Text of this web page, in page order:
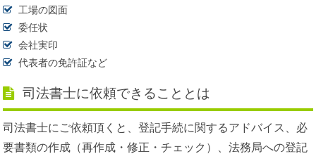
工場の図面
委任状
会社実印
代表者の免許証など
司法書士に依頼できることとは
司法書士にご依頼頂くと、登記手続に関するアドバイス、必
要書類の作成（再作成・修正・チェック）、法務局への登記